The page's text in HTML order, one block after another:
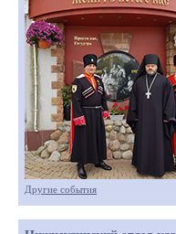
Другие события